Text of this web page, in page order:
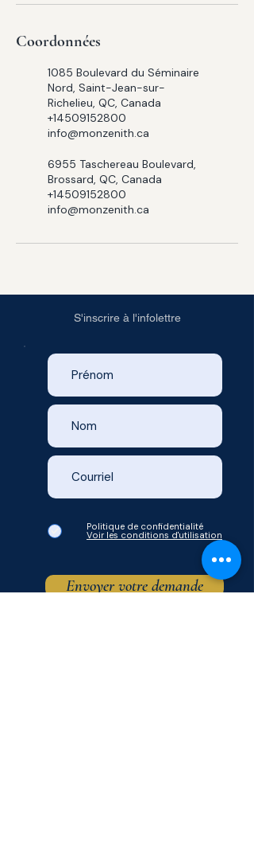
Coordonnées
1085 Boulevard du Séminaire
Nord, Saint-Jean-sur-
Richelieu, QC, Canada
+14509152800
info@monzenith.ca
6955 Taschereau Boulevard,
Brossard, QC, Canada
+14509152800
info@monzenith.ca
S'inscrire à l'infolettre
Politique de confidentialité
Voir les conditions d'utilisation
Envoyer votre demande